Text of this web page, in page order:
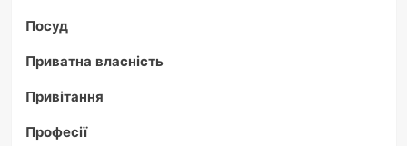
Посуд
Приватна власність
Привітання
Професії